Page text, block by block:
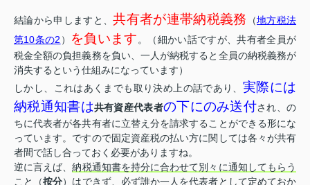
結論から申しますと、共有者が連帯納税義務 （地方税法
第10条の2 ） を負います 。（細かい話ですが、共有者全員が
税金全額の負担義務を負い、一人が納税すると全員の納税義務が
消失するという仕組みになっています）
しかし、これはあくまでも取り決め上の話であり、 実際には
納税通知書は共有資産代表者の下にのみ送付され、の
ちに代表者が各共有者に立替え分を請求することができる形にな
っています。ですので固定資産税の払い方に関しては各々が共有
者間で話し合っておく必要がありますね。
逆に言えば、納税通知書を持分に合わせて別々に通知してもらう
こと（按分）はできず、必ず誰か一人を代表者として定めておか